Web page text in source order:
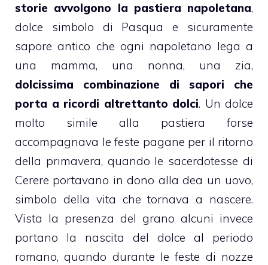
storie avvolgono la pastiera napoletana,
dolce simbolo di Pasqua e sicuramente
sapore antico che ogni napoletano lega a
una mamma, una nonna, una zia,
dolcissima combinazione di sapori che
porta a ricordi altrettanto dolci. Un dolce
molto simile alla pastiera forse
accompagnava le feste pagane per il ritorno
della primavera, quando le sacerdotesse di
Cerere portavano in dono alla dea un uovo,
simbolo della vita che tornava a nascere.
Vista la presenza del grano alcuni invece
portano la nascita del dolce al periodo
romano, quando durante lefeste di nozze